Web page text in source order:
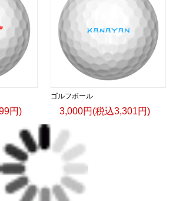
円)
ゴルフボール
3,000円(税込3,301円)